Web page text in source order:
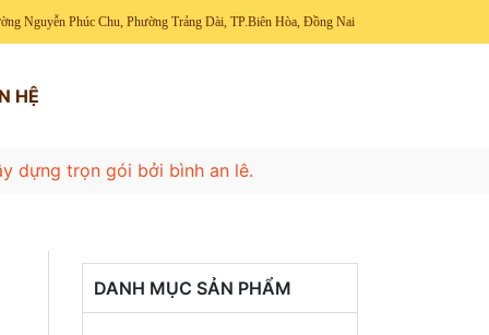
Nguyễn Phúc Chu, Phường Trảng Dài, TP.Biên Hòa, Đồng Nai
HỆ
dựng trọn gói bởi bình an lê.
DANH MỤC SẢN PHẨM